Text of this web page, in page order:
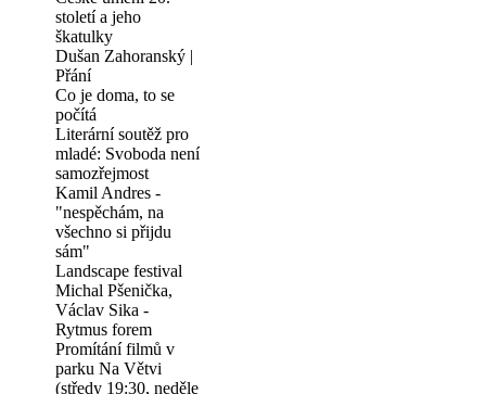
století a jeho
škatulky
Dušan Zahoranský |
Přání
Co je doma, to se
počítá
Literární soutěž pro
mladé: Svoboda není
samozřejmost
Kamil Andres -
"nespěchám, na
všechno si přijdu
sám"
Landscape festival
Michal Pšenička,
Václav Sika -
Rytmus forem
Promítání filmů v
parku Na Větvi
(středy 19:30, neděle